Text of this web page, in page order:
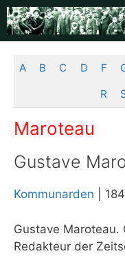
Zum
Inhalt
springen
A B C D F
R
Maroteau
Gustave
Kommunarden |
Gustave Maroteau.
Redakteur der